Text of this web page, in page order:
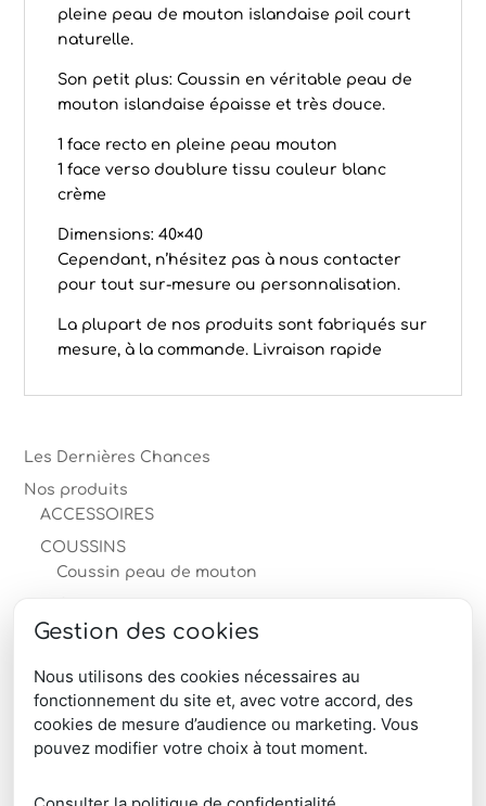
pleine peau de mouton islandaise poil court
naturelle.
Son petit plus: Coussin en véritable peau de
mouton islandaise épaisse et très douce.
1 face recto en pleine peau mouton
1 face verso doublure tissu couleur blanc
crème
Dimensions: 40×40
Cependant, n’hésitez pas à nous contacter
pour tout sur-mesure ou personnalisation.
La plupart de nos produits sont fabriqués sur
mesure, à la commande. Livraison rapide
Les Dernières Chances
Nos produits
ACCESSOIRES
COUSSINS
Coussin peau de mouton
MOBILIER en peau
PEAUX
TAPIS
produits-professionnels
Télécharger le catalogue produits
Gestion des cookies
Nous utilisons des cookies nécessaires au
fonctionnement du site et, avec votre accord, des
cookies de mesure d’audience ou marketing. Vous
pouvez modifier votre choix à tout moment.